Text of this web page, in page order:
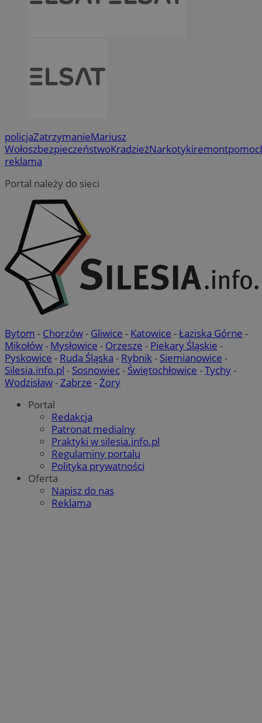
policjaZatrzymanieMariusz
WołoszbezpieczeństwoKradzieżNarkotykiremontpomoc
reklama
Portal należy do sieci
Bytom - Chorzów- Gliwice - Katowice -Łaziska Górne -
Mikołów- Mysłowice - Orzesze - Piekary Śląskie -
Pyskowice - Ruda Śląska - Rybnik- Siemianowice -
Silesia.info.pl - Sosnowiec- Świętochłowice -Tychy-
Wodzisław-Zabrze -Żory
Portal
Redakcja
Patronat medialny
Praktyki w silesia.info.pl
Regulaminy portalu
Polityka prywatności
Oferta
Napisz do nas
Reklama